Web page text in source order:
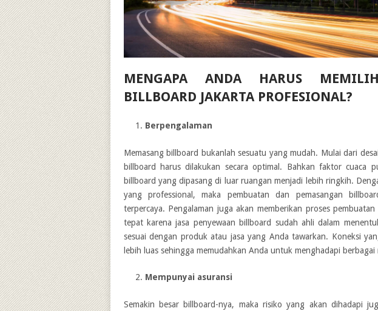
MENGAPA ANDA HARUS
BILLBOARD JAKARTA PROFESIONAL?
Berpengalaman
Memasang billboard bukanlah sesuatu yang mudah. Mulai dari
billboard harus dilakukan secara optimal. Bahkan faktor cuaca
billboard yang dipasang di luar ruangan menjadi lebih ringkih.
yang professional, maka pembuatan dan pemasangan
terpercaya. Pengalaman juga akan memberikan proses
tepat karena jasa penyewaan billboard sudah ahli dalam
sesuai dengan produk atau jasa yang Anda tawarkan. Koneksi
lebih luas sehingga memudahkan Anda untuk menghadapi berbagai
Mempunyai asuransi
Semakin besar billboard-nya, maka risiko yang akan dihadapi